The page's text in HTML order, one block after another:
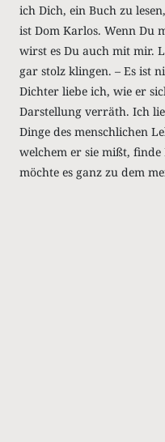
ich Dich, ein Buch zu
ist Dom Karlos. Wenn Du
wirst es Du auch mit mir.
gar stolz klingen. – Es ist
Dichter liebe ich, wie er
Darstellung verräth. Ich
Dinge des menschlichen
welchem er sie mißt,
möchte es ganz zu dem